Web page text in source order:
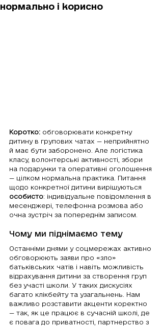
нормально і корисно
Коротко: обговорювати конкретну
дитину в групових чатах — неприйнятно
й має бути заборонено. Але логістика
класу, волонтерські активності, збори
на подарунки та оперативні оголошення
— цілком нормальна практика. Питання
щодо конкретної дитини вирішуються
особисто: індивідуальне повідомлення в
месенджері, телефонна розмова або
очна зустріч за попереднім записом.
Чому ми піднімаємо тему
Останніми днями у соцмережах активно
обговорюють заяви про «зло»
батьківських чатів і навіть можливість
відрахування дитини за створення груп
без участі школи. У таких дискусіях
багато клікбейту та узагальнень. Нам
важливо розставити акценти коректно
— так, як це працює в сучасній школі, де
є повага до приватності, партнерство з